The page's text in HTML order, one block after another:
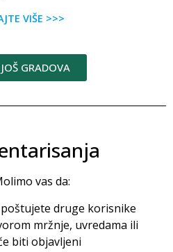
VIŠE >>>
GRADOVA
vas da:
druge korisnike
mržnje, uvredama ili
biti objavljeni